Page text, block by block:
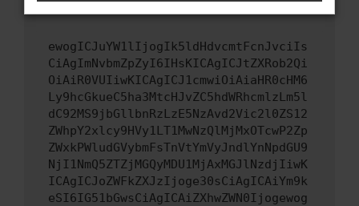
ewogICJuYW1lIjogIk5ldHdvcmtFcnJvciIs
CiAgImNvbmZpZyI6IHsKICAgICJtZXRob2Qi
OiAiR0VUIiwKICAgICJ1cmwiOiAiaHR0cHM6
Ly9hcGkueC5ha3MtcHJvZC5hdWRhcmlzLm5l
dC92MS9jbGllbnRzLzE5NzAvd2Vic2l0ZS12
ZWhpY2xlcy9HVy1LT1MwNzQlMjMxOTcwP2Zp
ZWxkPWludGVybmFsTnVtYmVyJndlYnNpdGU9
NjI1NmQ5ZTZjMGQyMDU1MjAxMGJlNzdjIiwK
ICAgICJoZWFkZXJzIjoge30sCiAgICAiYm9k
eSI6IG51bGwsCiAgICAiZXhwZWN0Ijogewog